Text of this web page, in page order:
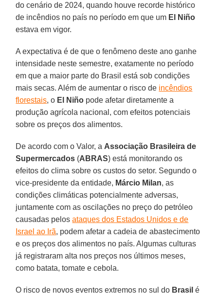
do cenário de 2024, quando houve recorde histórico
de incêndios no país no período em que um El Niño
estava em vigor.
A expectativa é de que o fenômeno deste ano ganhe
intensidade neste semestre, exatamente no período
em que a maior parte do Brasil está sob condições
mais secas. Além de aumentar o risco de incêndios
florestais, o El Niño pode afetar diretamente a
produção agrícola nacional, com efeitos potenciais
sobre os preços dos alimentos.
De acordo com o Valor, a Associação Brasileira de
Supermercados (ABRAS) está monitorando os
efeitos do clima sobre os custos do setor. Segundo o
vice-presidente da entidade, Márcio Milan, as
condições climáticas potencialmente adversas,
juntamente com as oscilações no preço do petróleo
causadas pelosataques dos Estados Unidos e de
Israel ao Irã, podem afetar a cadeia de abastecimento
e os preços dos alimentos no país. Algumas culturas
já registraram alta nos preços nos últimos meses,
como batata, tomate e cebola.
O risco de novos eventos extremos no sul do Brasil é